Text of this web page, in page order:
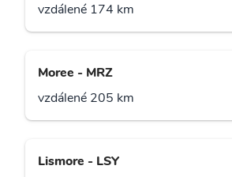
vzdálené 174 km
Moree - MRZ
vzdálené 205 km
Lismore - LSY